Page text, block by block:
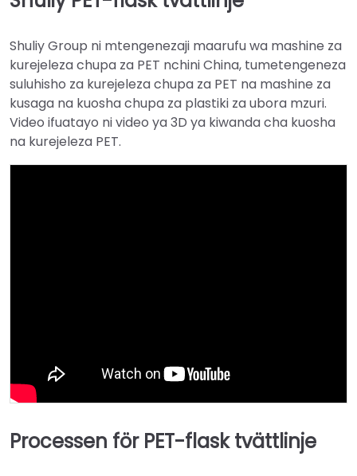
Shuliy Group ni mtengenezaji maarufu wa mashine za
kurejeleza chupa za PET nchini China, tumetengeneza
suluhisho za kurejeleza chupa za PET na mashine za
kusaga na kuosha chupa za plastiki za ubora mzuri.
Video ifuatayo ni video ya 3D ya kiwanda cha kuosha
na kurejeleza PET.
Processen för PET-flask tvättlinje